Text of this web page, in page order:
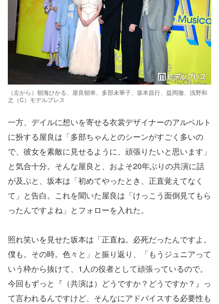
（左から）朝海ひかる、屋良朝幸、多部未華子、坂本昌行、益岡徹、浅野和
之（C）モデルプレス
一方、デイルに想いを寄せる衣裳デザイナーのアルベルト
に扮する屋良は「多部ちゃんとのシーンがすごく多いの
で、彼女を素敵に見せるように、頑張りたいと思います」
と気合十分。そんな屋良と、およそ20年ぶりの共演に話
が及ぶと、坂本は「初めてやったとき、正直覚えてなく
て」と告白。これを聞いた屋良は「けっこう面倒見てもら
ったんですよね」とフォローを入れた。
照れ笑いを見せた坂本は「正直ね。必死だったんですよ。
僕も。その時。色々と」と振り返り、「もうジュニアって
いう枠から抜けて、1人の役者として頑張っているので。
今回もずっと『（共演は）どうですか？どうですか？』っ
て言われるんですけど、そんなにアドバイスする必要性も